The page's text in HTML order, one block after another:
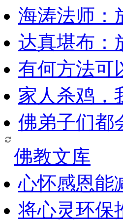
海涛法师：
达真堪布：
有何方法可
家人杀鸡，
佛弟子们都
佛教文库
心怀感恩能
将心灵环保